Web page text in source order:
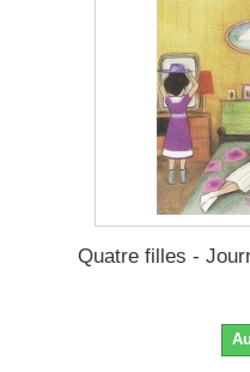
Quatre filles -